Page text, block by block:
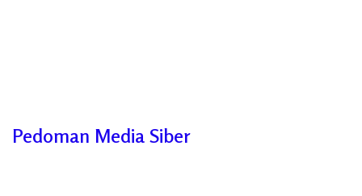
Pedoman Media Siber